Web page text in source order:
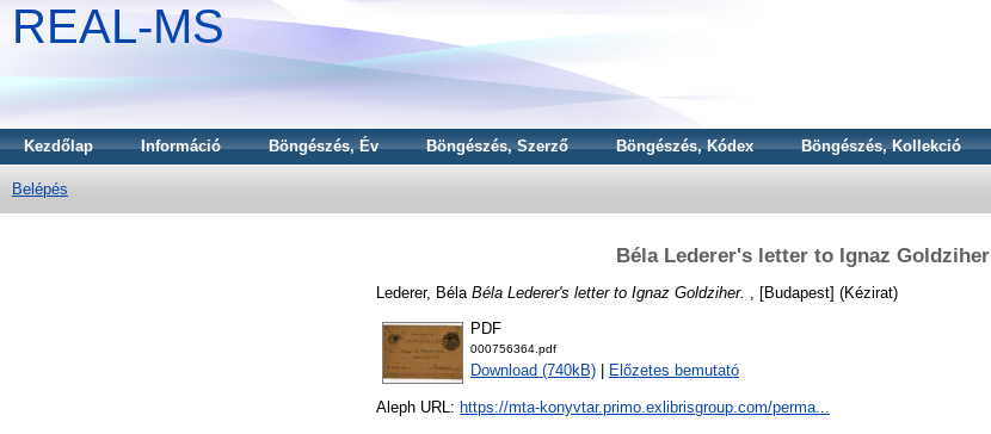
REAL-MS
Kezdőlap Információ Böngészés, Év Böngészés, Szerző Böngészés, Kódex Böngészés, Kollekció
Belépés
Béla Lederer's letter to Ignaz Goldziher
Lederer, Béla Béla Lederer's letter to Ignaz Goldziher. , [Budapest] (Kézirat)
PDF
000756364.pdf
Download (740kB) Előzetes bemutató
Aleph URL: https://mta-konyvtar.primo.exlibrisgroup.com/perma...